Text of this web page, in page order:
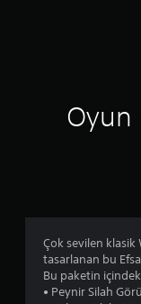
Oyun
Çok sevilen
tasarlanan bu
Bu paketin
• Peynir Silah